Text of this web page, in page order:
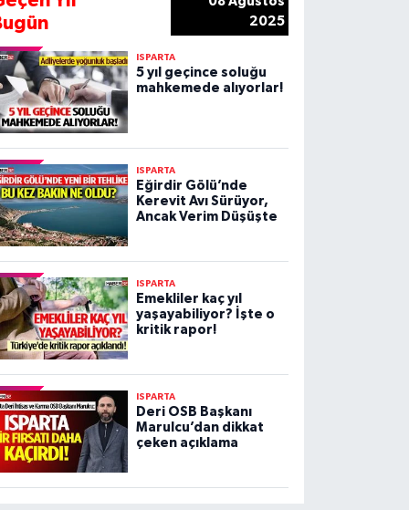
2025
ISPARTA
5 yıl geçince soluğu
mahkemede alıyorlar!
ISPARTA
Eğirdir Gölü’nde
Kerevit Avı Sürüyor,
Ancak Verim Düşüşte
ISPARTA
Emekliler kaç yıl
yaşayabiliyor? İşte o
kritik rapor!
ISPARTA
Deri OSB Başkanı
Marulcu’dan dikkat
çeken açıklama